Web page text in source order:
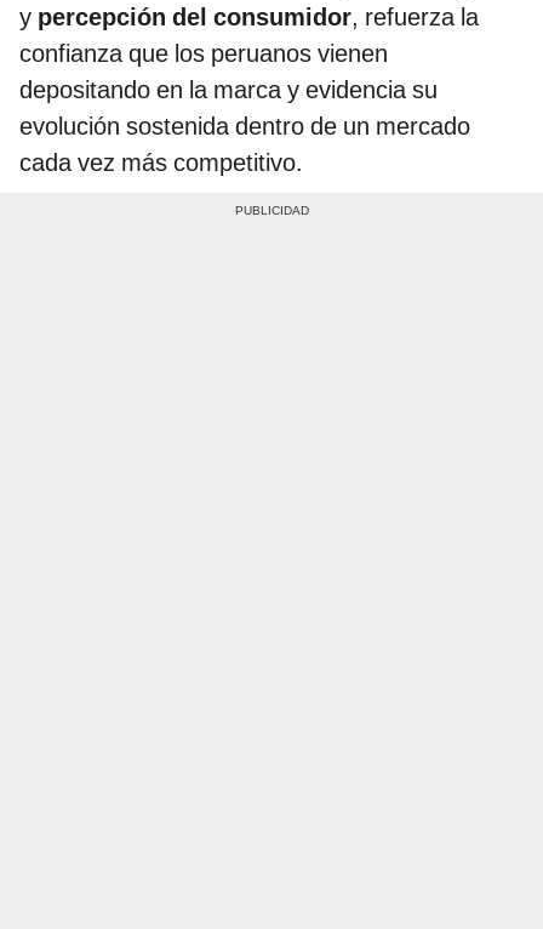
y percepción del consumidor, refuerza la
confianza que los peruanos vienen
depositando en la marca y evidencia su
evolución sostenida dentro de un mercado
cada vez más competitivo.